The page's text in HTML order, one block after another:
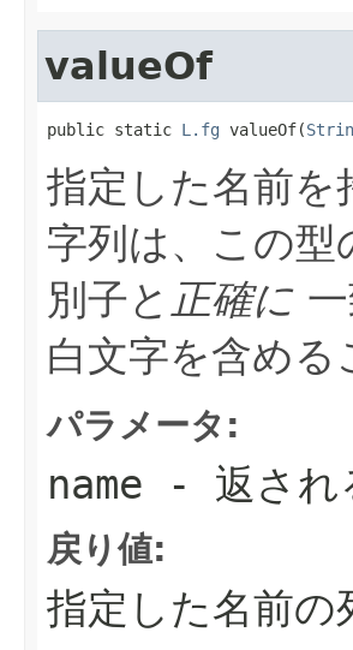
valueOf
public static L.fg valueOf(
指定した名前を
字列は、この型
別子と 正確に
白文字を含め
パラメータ:
name - 返され
戻り値:
指定した名前の